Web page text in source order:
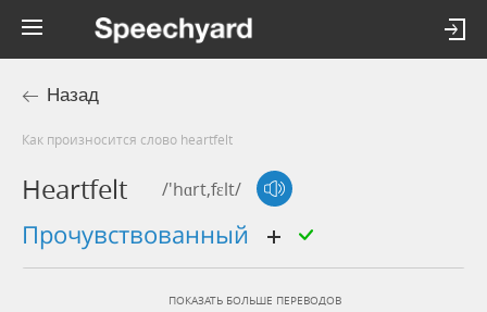
Назад
Как произносится слово heartfelt
Heartfelt /'hɑrt,fɛlt/
прочувствованный
ПОКАЗАТЬ БОЛЬШЕ ПЕРЕВОДОВ